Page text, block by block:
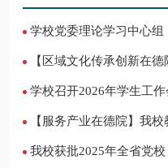
学校党委理论学习中心组
学校召开2026年学生工
我校获批2025年全省党校（行政学院）系统课题立